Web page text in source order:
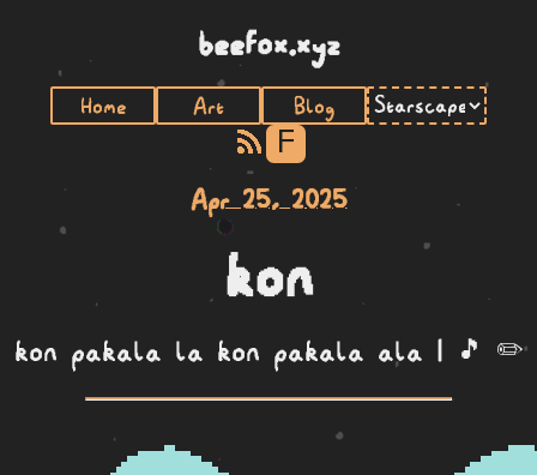
beefox.xyz
Home Art Blog
F
Apr 25, 2025
kon
kon pakala la kon pakala ala | 🎵 ✏️